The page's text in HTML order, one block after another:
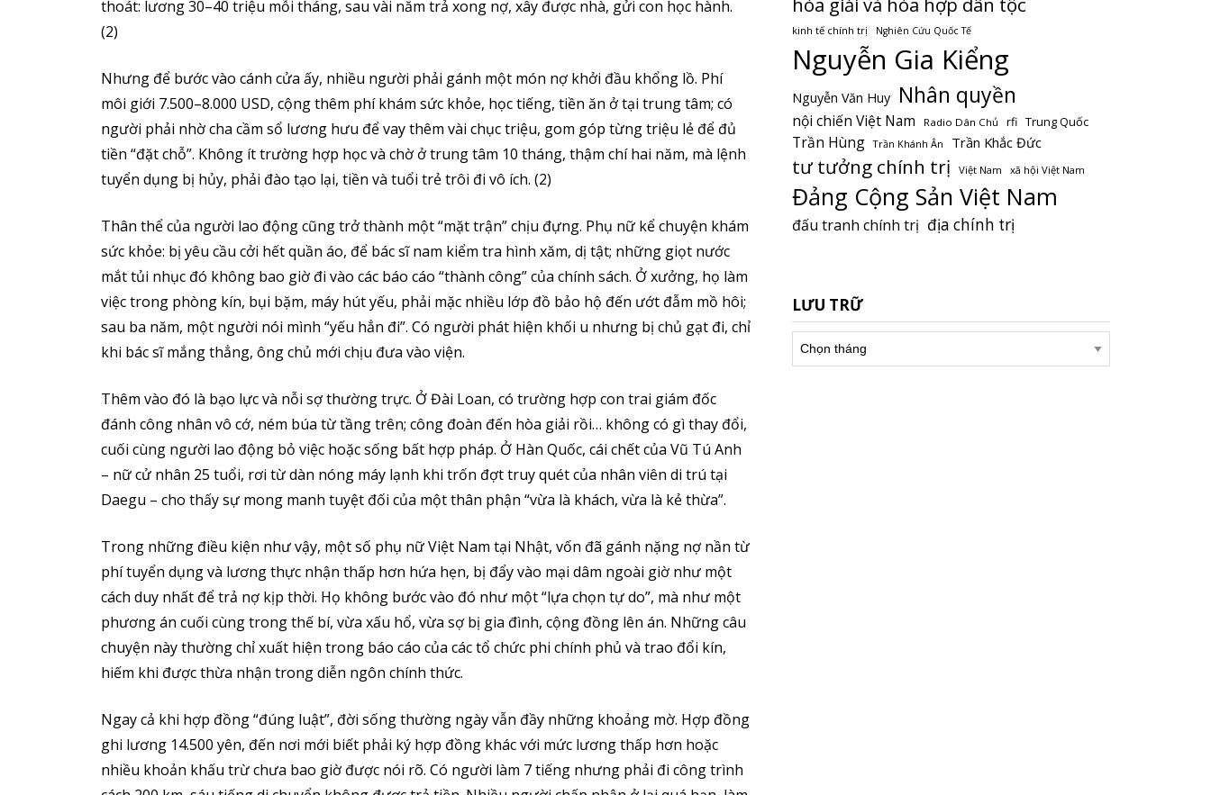
thoát: lương 30–40 triệu mỗi tháng, sau vài năm trả xong nợ, xây được nhà, gửi con học hành.
(2)
Nhưng để bước vào cánh cửa ấy, nhiều người phải gánh một món nợ khởi đầu khổng lồ. Phí
môi giới 7.500–8.000 USD, cộng thêm phí khám sức khỏe, học tiếng, tiền ăn ở tại trung tâm; có
người phải nhờ cha cầm sổ lương hưu để vay thêm vài chục triệu, gom góp từng triệu lẻ để đủ
tiền “đặt chỗ”. Không ít trường hợp học và chờ ở trung tâm 10 tháng, thậm chí hai năm, mà lệnh
tuyển dụng bị hủy, phải đào tạo lại, tiền và tuổi trẻ trôi đi vô ích. (2)
Thân thể của người lao động cũng trở thành một “mặt trận” chịu đựng. Phụ nữ kể chuyện khám
sức khỏe: bị yêu cầu cởi hết quần áo, để bác sĩ nam kiểm tra hình xăm, dị tật; những giọt nước
mắt tủi nhục đó không bao giờ đi vào các báo cáo “thành công” của chính sách. Ở xưởng, họ làm
việc trong phòng kín, bụi bặm, máy hút yếu, phải mặc nhiều lớp đồ bảo hộ đến ướt đẫm mồ hôi;
sau ba năm, một người nói mình “yếu hẳn đi”. Có người phát hiện khối u nhưng bị chủ gạt đi, chỉ
khi bác sĩ mắng thẳng, ông chủ mới chịu đưa vào viện.
Thêm vào đó là bạo lực và nỗi sợ thường trực. Ở Đài Loan, có trường hợp con trai giám đốc
đánh công nhân vô cớ, ném búa từ tầng trên; công đoàn đến hòa giải rồi… không có gì thay đổi,
cuối cùng người lao động bỏ việc hoặc sống bất hợp pháp. Ở Hàn Quốc, cái chết của Vũ Tú Anh
– nữ cử nhân 25 tuổi, rơi từ dàn nóng máy lạnh khi trốn đợt truy quét của nhân viên di trú tại
Daegu – cho thấy sự mong manh tuyệt đối của một thân phận “vừa là khách, vừa là kẻ thừa”.
Trong những điều kiện như vậy, một số phụ nữ Việt Nam tại Nhật, vốn đã gánh nặng nợ nần từ
phí tuyển dụng và lương thực nhận thấp hơn hứa hẹn, bị đẩy vào mại dâm ngoài giờ như một
cách duy nhất để trả nợ kịp thời. Họ không bước vào đó như một “lựa chọn tự do”, mà như một
phương án cuối cùng trong thế bí, vừa xấu hổ, vừa sợ bị gia đình, cộng đồng lên án. Những câu
chuyện này thường chỉ xuất hiện trong báo cáo của các tổ chức phi chính phủ và trao đổi kín,
hiếm khi được thừa nhận trong diễn ngôn chính thức.
Ngay cả khi hợp đồng “đúng luật”, đời sống thường ngày vẫn đầy những khoảng mờ. Hợp đồng
ghi lương 14.500 yên, đến nơi mới biết phải ký hợp đồng khác với mức lương thấp hơn hoặc
nhiều khoản khấu trừ chưa bao giờ được nói rõ. Có người làm 7 tiếng nhưng phải đi công trình
kinh tế chính trị Nghiên Cứu Quốc Tế
Nguyễn Gia Kiểng
Nguyễn Văn Huy Nhân quyền
nội chiến Việt Nam Radio Dân Chủ rfi Trung Quốc
Trần Hùng Trần Khánh Ân Trần Khắc Đức
tư tưởng chính trị Việt Nam xã hội Việt Nam
Đảng Cộng Sản Việt Nam
đấu tranh chính trị địa chính trị
LƯU TRỮ
Lưu
trữ